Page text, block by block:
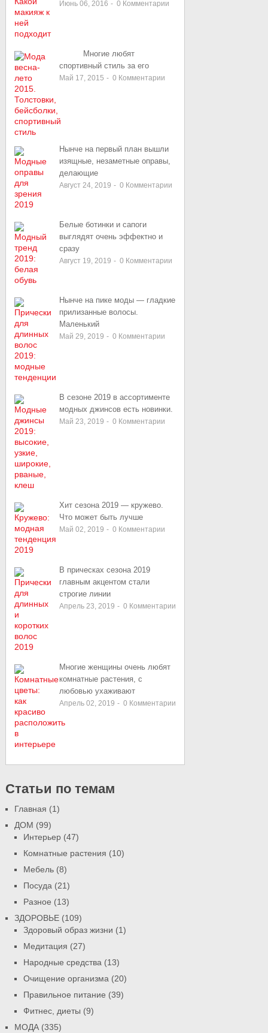
Июнь 06, 2016 - 0 Комментарии
Многие любят
спортивный стиль за его
Май 17, 2015 - 0 Комментарии
Нынче на первый план вышли
изящные, незаметные оправы,
делающие
Август 24, 2019 - 0 Комментарии
Белые ботинки и сапоги
выглядят очень эффектно и
сразу
Август 19, 2019 - 0 Комментарии
Нынче на пике моды — гладкие
прилизанные волосы.
Маленький
Май 29, 2019 - 0 Комментарии
В сезоне 2019 в ассортименте
модных джинсов есть новинки.
Май 23, 2019 - 0 Комментарии
Хит сезона 2019 — кружево.
Что может быть лучше
Май 02, 2019 - 0 Комментарии
В прическах сезона 2019
главным акцентом стали
строгие линии
Апрель 23, 2019 - 0 Комментарии
Многие женщины очень любят
комнатные растения, с
любовью ухаживают
Апрель 02, 2019 - 0 Комментарии
Статьи по темам
Главная (1)
ДОМ (99)
Интерьер(47)
Комнатные растения (10)
Мебель(8)
Посуда (21)
Разное (13)
ЗДОРОВЬЕ(109)
Здоровый образ жизни (1)
Медитация (27)
Народные средства (13)
Очищение организма (20)
Правильное питание (39)
Фитнес, диеты (9)
МОДА(335)